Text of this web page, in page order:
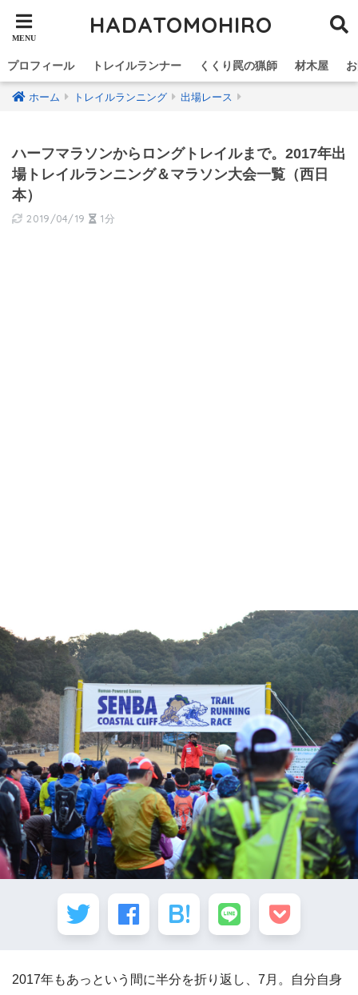
HADATOMOHIRO
プロフィール トレイルランナー くくり罠の猟師 材木屋
ホーム トレイルランニング 出場レース
ハーフマラソンからロングトレイルまで。2017年出
場トレイルランニング＆マラソン大会一覧（西日
本）
2019/04/19 1分
2017年もあっという間に半分を折り返し、7月。自分自身